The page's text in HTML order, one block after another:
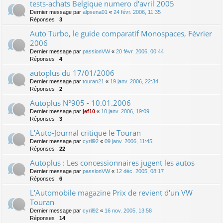
tests-achats Belgique numero d'avril 2005
Dernier message par alpsena01 « 24 févr. 2006, 11:35
Réponses : 3
Auto Turbo, le guide comparatif Monospaces, Février
2006
Dernier message par passionVW« 20 févr. 2006, 00:44
Réponses : 4
autoplus du 17/01/2006
Dernier message par touran21 « 19 janv. 2006, 22:34
Réponses : 2
Autoplus N°905 - 10.01.2006
Dernier message par jef10 « 10 janv. 2006, 19:09
Réponses : 3
L'Auto-Journal critique le Touran
Dernier message par cyril92 « 09 janv. 2006, 11:45
Réponses : 22
Autoplus : Les concessionnaires jugent les autos
Dernier message par passionVW« 12 déc. 2005, 08:17
Réponses : 6
L'Automobile magazine Prix de revient d'un VW
Touran
Dernier message par cyril92 « 16 nov. 2005, 13:58
Réponses : 14